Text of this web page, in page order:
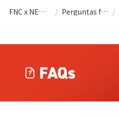
FNC x NEMOZ (POR) / Perguntas frequentes /